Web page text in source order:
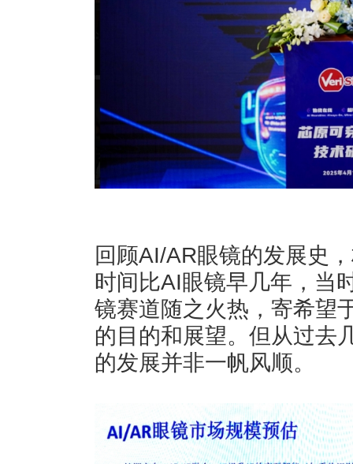
回顾AI/AR眼镜的发展史
时间比AI眼镜早几年，当
镜赛道随之火热，寄希望
的目的和展望。但从过去
的发展并非一帆风顺。